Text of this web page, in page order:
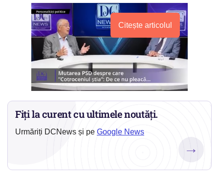
Citește articolul
Fiți la curent cu ultimele noutăți.
Urmăriți DCNews și pe Google News
→